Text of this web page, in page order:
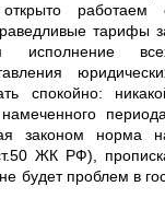
работаем
тарифы
исполнение
спокойно:
периода,
законом норма
ЖК РФ),
будет проблем в